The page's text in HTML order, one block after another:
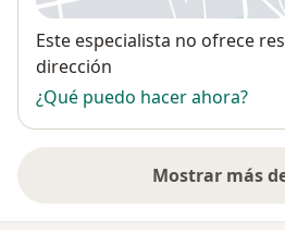
Disponibilidad
Este especialista no ofrece
dirección
¿Qué puedo hacer ahora?
Mostrar más